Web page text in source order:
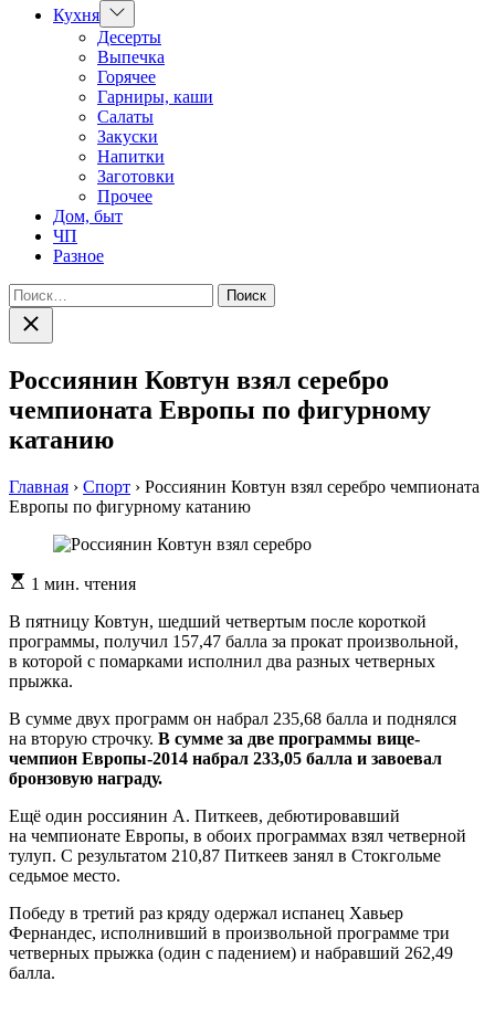
Кухня Показать
подменю
Десерты
Выпечка
Горячее
Гарниры, каши
Салаты
Закуски
Напитки
Заготовки
Прочее
Дом, быт
ЧП
Разное
Найти:
Закрыть
поиск
Россиянин Ковтун взял серебро
чемпионата Европы по фигурному
катанию
Главная › Спорт › Россиянин Ковтун взял серебро чемпионата
Европы по фигурному катанию
Расчетное
чтения
1 мин. чтения
В пятницу Ковтун, шедший четвертым после короткой
программы, получил 157,47 балла за прокат произвольной,
в которой с помарками исполнил два разных четверных
прыжка.
В сумме двух программ он набрал 235,68 балла и поднялся
на вторую строчку. В сумме за две программы вице-
чемпион Европы-2014 набрал 233,05 балла и завоевал
бронзовую награду.
Ещё один россиянин А. Питкеев, дебютировавший
на чемпионате Европы, в обоих программах взял четверной
тулуп. С результатом 210,87 Питкеев занял в Стокгольме
седьмое место.
Победу в третий раз кряду одержал испанец Хавьер
Фернандес, исполнивший в произвольной программе три
четверных прыжка (один с падением) и набравший 262,49
балла.